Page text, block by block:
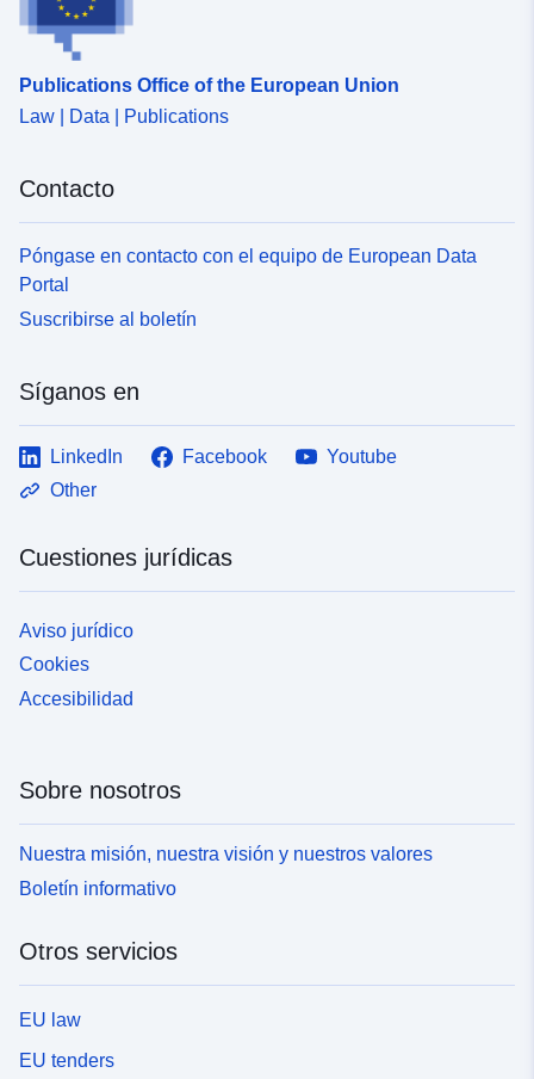
para Lden y (Noche) para Ln. Los resultados
correspondientes se expresan en decibelios ponderados
A o dB(A). Los mapas de tipo C representan zonas en
las que se superan los valores límite de ruido para los
edificios residenciales, educativos y sanitarios. Para las
Publications Office of the European Union
Law | Data | Publications
Contacto
Póngase en contacto con el equipo de European Data
Portal
Suscribirse al boletín
Síganos en
LinkedIn Facebook
Youtube
Other
Cuestiones jurídicas
Aviso jurídico
Cookies
Accesibilidad
Sobre nosotros
Nuestra misión, nuestra visión y nuestros valores
Boletín informativo
Otros servicios
EU law
EU tenders